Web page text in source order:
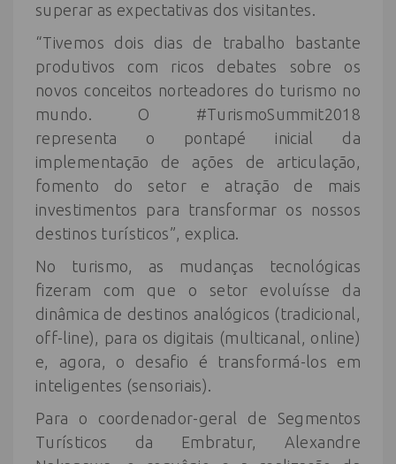
superar as expectativas dos visitantes.
“Tivemos dois dias de trabalho bastante
produtivos com ricos debates sobre os
novos conceitos norteadores do turismo no
mundo. O #TurismoSummit2018
representa o pontapé inicial da
implementação de ações de articulação,
fomento do setor e atração de mais
investimentos para transformar os nossos
destinos turísticos”, explica.
No turismo, as mudanças tecnológicas
fizeram com que o setor evoluísse da
dinâmica de destinos analógicos (tradicional,
off-line), para os digitais (multicanal, online)
e, agora, o desafio é transformá-los em
inteligentes (sensoriais).
Para o coordenador-geral de Segmentos
Turísticos da Embratur, Alexandre